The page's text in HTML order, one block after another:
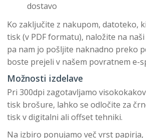
dostavo
Ko zaključite z nakupom, datoteko,
tisk (v PDF formatu), naložite na
pa nam jo pošljite naknadno preko
boste prejeli v našem povratnem e-
Možnosti izdelave
Pri 300dpi zagotavljamo
tisk brošure, lahko se odločite za
tisk v digitalni ali offset tehniki.
Na izbiro ponujamo več vrst